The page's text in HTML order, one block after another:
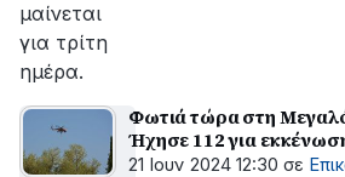
μαίνεται
για τρίτη
ημέρα.
Φωτιά τώρα στη
Ήχησε 112 για
21 Ιουν 2024 12:30 σε